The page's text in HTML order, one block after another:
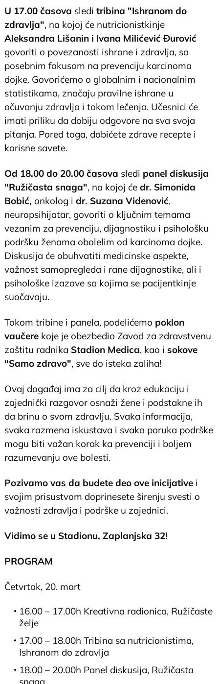
U 17.00 časova sleditribina "Ishranom do
zdravlja", na kojoj će nutricionistkinje
Aleksandra Lišanin i Ivana Milićević Đurović
govoriti o povezanosti ishrane i zdravlja, sa
posebnim fokusom na prevenciju karcinoma
dojke. Govorićemo o globalnim i nacionalnim
statistikama, značaju pravilne ishrane u
očuvanju zdravlja i tokom lečenja. Učesnici će
imati priliku da dobiju odgovore na sva svoja
pitanja. Pored toga, dobićete zdrave recepte i
korisne savete.
Od 18.00 do 20.00 časova sledi panel diskusija
"Ružičasta snaga", na kojoj ćedr. Simonida
Bobić, onkolog idr. Suzana Videnović,
neuropsihijatar, govoriti o ključnim temama
vezanim za prevenciju, dijagnostiku i psihološku
podršku ženama obolelim od karcinoma dojke.
Diskusija će obuhvatiti medicinske aspekte,
važnost samopregleda i rane dijagnostike, ali i
psihološke izazove sa kojima se pacijentkinje
suočavaju.
Tokom tribine i panela, podelićemo poklon
vaučere koje je obezbedio Zavod za zdravstvenu
zaštitu radnika Stadion Medica, kao i sokove
"Samo zdravo", sve do isteka zaliha!
Ovaj događaj ima za cilj da kroz edukaciju i
zajednički razgovor osnaži žene i podstakne ih
da brinu o svom zdravlju. Svaka informacija,
svaka razmena iskustava i svaka poruka podrške
mogu biti važan korak ka prevenciji i boljem
razumevanju ove bolesti.
Pozivamo vas da budete deo ove inicijative i
svojim prisustvom doprinesete širenju svesti o
važnosti zdravlja i podrške u zajednici.
Vidimo se u Stadionu, Zaplanjska 32!
PROGRAM
Četvrtak, 20. mart
16.00 – 17.00h Kreativna radionica, Ružičaste
želje
17.00 – 18.00h Tribina sa nutricionistima,
Ishranom do zdravlja
18.00 – 20.00h Panel diskusija, Ružičasta